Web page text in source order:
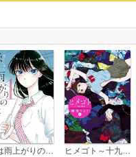
恋は雨上がりのように ヒメゴト～十九歳の制服～